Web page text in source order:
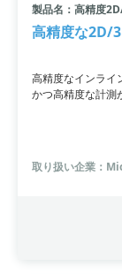
製品名：高精度
高精度な2D/
高精度なインライ
かつ高精度な計測
な形状や微細な
ーラ内蔵ながら
フトウェアもご
能です。
取り扱い企業：